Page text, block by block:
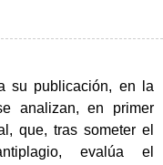
su publicación, en la
analizan, en primer
que, tras someter el
evalúa el